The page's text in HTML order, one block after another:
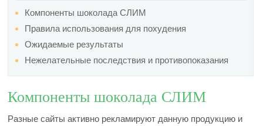
Компоненты шоколада СЛИМ
Правила использования для похудения
Ожидаемые результаты
Нежелательные последствия и противопоказания
Компоненты шоколада СЛИМ
Разные сайты активно рекламируют данную продукцию и